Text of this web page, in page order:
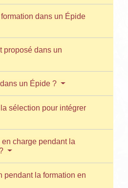
dans un Épide
proposé dans un
un Épide ?
sélection pour intégrer
charge pendant la
pendant la formation en